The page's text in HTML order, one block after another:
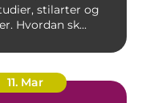
stilarter og
Hvordan sk...
11. Mar